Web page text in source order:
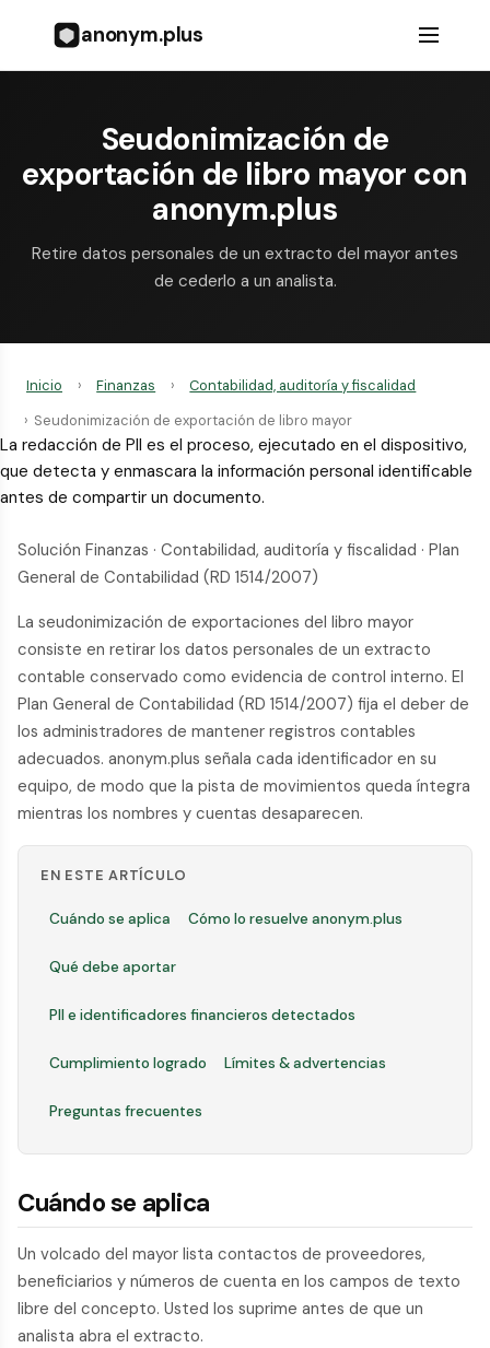
anonym.plus
Seudonimización de
exportación de libro mayor con
anonym.plus
Retire datos personales de un extracto del mayor antes
de cederlo a un analista.
Inicio › Finanzas ›
Contabilidad, auditoría y fiscalidad
› Seudonimización de exportación de libro mayor
La redacción de PII es el proceso, ejecutado en el dispositivo,
que detecta y enmascara la información personal identificable
antes de compartir un documento.
Solución Finanzas · Contabilidad, auditoría y fiscalidad · Plan
General de Contabilidad (RD 1514/2007)
La seudonimización de exportaciones del libro mayor
consiste en retirar los datos personales de un extracto
contable conservado como evidencia de control interno. El
Plan General de Contabilidad (RD 1514/2007) fija el deber de
los administradores de mantener registros contables
adecuados. anonym.plus señala cada identificador en su
equipo, de modo que la pista de movimientos queda íntegra
mientras los nombres y cuentas desaparecen.
EN ESTE ARTÍCULO
Cuándo se aplica Cómo lo resuelve anonym.plus
Qué debe aportar
PII e identificadores financieros detectados
Cumplimiento logrado Límites & advertencias
Preguntas frecuentes
Cuándo se aplica
Un volcado del mayor lista contactos de proveedores,
beneficiarios y números de cuenta en los campos de texto
libre del concepto. Usted los suprime antes de que un
analista abra el extracto.